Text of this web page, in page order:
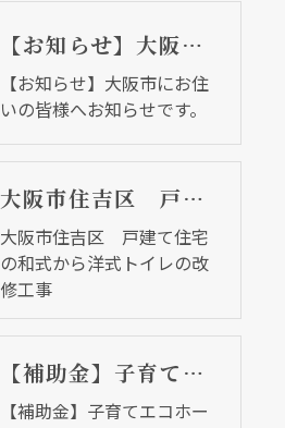
【お知らせ】大阪市にお住いの皆様へお知らせです。
【お知らせ】大阪市にお住
いの皆様へお知らせです。
大阪市住吉区 戸建て住宅の和式から洋式トイレの改修工事
大阪市住吉区 戸建て住宅
の和式から洋式トイレの改
修工事
【補助金】子育てエコホーム支援事業の外壁断熱改修について
【補助金】子育てエコホー